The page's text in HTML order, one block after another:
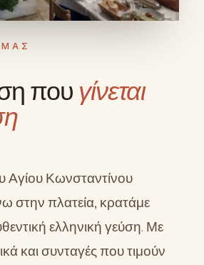
που γίνεται
Αγίου Κωνσταντίνου
στην πλατεία, κρατάμε
ελληνική γεύση. Με
και συνταγές που τιμούν